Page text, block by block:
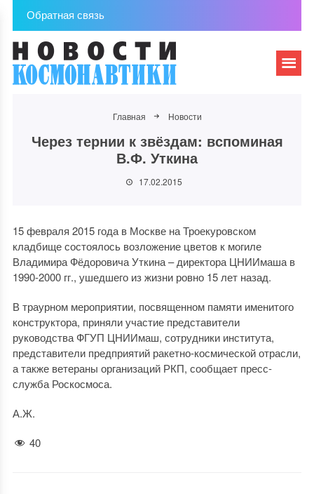
Обратная связь
Главная Новости
Через тернии к звёздам: вспоминая
В.Ф. Уткина
17.02.2015
15 февраля 2015 года в Москве на Троекуровском
кладбище состоялось возложение цветов к могиле
Владимира Фёдоровича Уткина – директора ЦНИИмаша в
1990-2000 гг., ушедшего из жизни ровно 15 лет назад.
В траурном мероприятии, посвященном памяти именитого
конструктора, приняли участие представители
руководства ФГУП ЦНИИмаш, сотрудники института,
представители предприятий ракетно-космической отрасли,
а также ветераны организаций РКП, сообщает пресс-
служба Роскосмоса.
А.Ж.
40